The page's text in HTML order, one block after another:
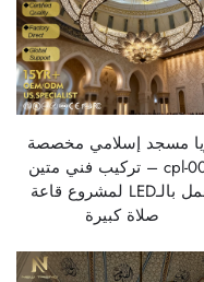
مسجد إسلامي مخصصة
cpl-003 – تركيب فني متين
يعمل بالـLED لمشروع قاعة
صلاة كبيرة